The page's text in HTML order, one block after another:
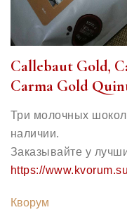
Callebaut Gold,
Carma Gold
Три молочных
наличии.
Заказывайте у
https://
Кворум